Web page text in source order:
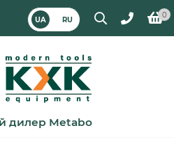
UA RU
0
дилер Metabo